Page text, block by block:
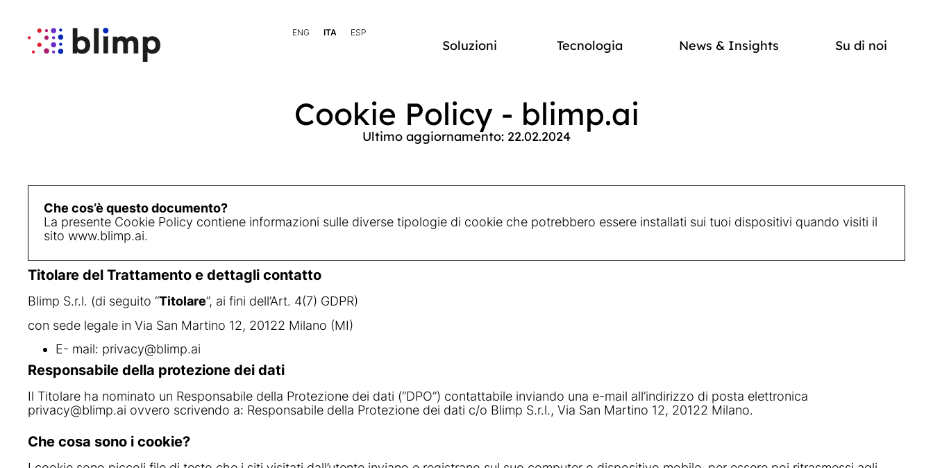
ENG ITA ESP
Soluzioni Tecnologia News & Insights Su di noi
Cookie Policy - blimp.ai
Ultimo aggiornamento: 22.02.2024
Che cos’è questo documento?
La presente Cookie Policy contiene informazioni sulle diverse tipologie di cookie che potrebbero essere installati sui tuoi dispositivi quando visiti il
sito www.blimp.ai.
Titolare del Trattamento e dettagli contatto
Blimp S.r.l. (di seguito “Titolare”, ai fini dell’Art. 4(7) GDPR)
con sede legale in Via San Martino 12, 20122 Milano (MI)
E- mail: privacy@blimp.ai
Responsabile della protezione dei dati
Il Titolare ha nominato un Responsabile della Protezione dei dati (“DPO”) contattabile inviando una e-mail all’indirizzo di posta elettronica
privacy@blimp.ai ovvero scrivendo a: Responsabile della Protezione dei dati c/o Blimp S.r.l., Via San Martino 12, 20122 Milano.
Che cosa sono i cookie?